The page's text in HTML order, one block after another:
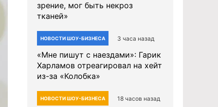
зрение, мог быть некроз
тканей»
НОВОСТИ ШОУ-БИЗНЕСА 3 часа назад
«Мне пишут с наездами»: Гарик
Харламов отреагировал на хейт
из-за «Колобка»
НОВОСТИ ШОУ-БИЗНЕСА 18 часов назад